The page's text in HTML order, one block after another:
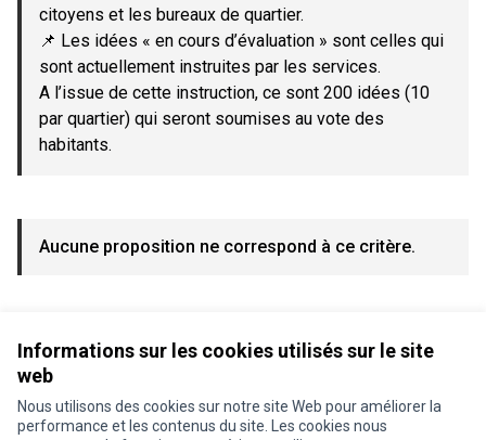
Informations sur les cookies utilisés sur le site
web
Nous utilisons des cookies sur notre site Web pour améliorer la
performance et les contenus du site. Les cookies nous
citoyens et les bureaux de quartier.
📌 Les idées « en cours d’évaluation » sont celles qui
sont actuellement instruites par les services.
A l’issue de cette instruction, ce sont 200 idées (10
par quartier) qui seront soumises au vote des
habitants.
Aucune proposition ne correspond à ce critère.
Conditions d'utilisation
Paramètres des cookies